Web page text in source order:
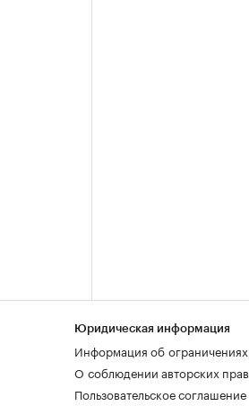
Юридическая информация
Информация об ограничениях
О соблюдении авторских прав
Пользовательское соглашение